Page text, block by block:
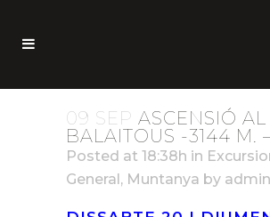
09 SEP ASCENSIÓ AL
BALAITOUS -3144 M.
Posted at 18:38h in
General, Muntanya by admin